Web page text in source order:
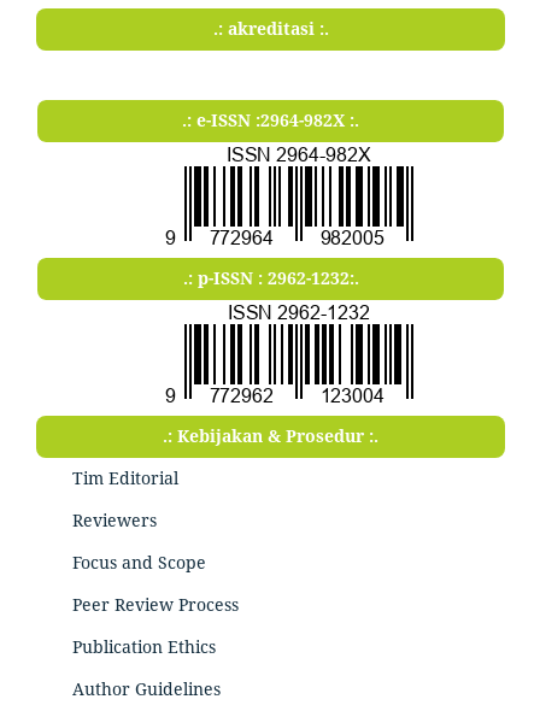
.: akreditasi :.
.: e-ISSN :2964-982X :.
.: p-ISSN : 2962-1232:.
.: Kebijakan & Prosedur :.
Tim Editorial
Reviewers
Focus and Scope
Peer Review Process
Publication Ethics
Author Guidelines